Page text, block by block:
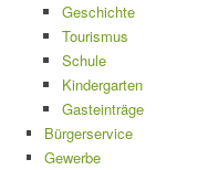
Geschichte
Tourismus
Schule
Kindergarten
Gasteinträge
Bürgerservice
Gewerbe